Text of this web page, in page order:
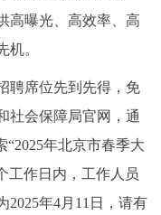
部门服务
投资项目
高曝光、高效率、高
机。
席位先到先得，免
社会保障局官网，通
年北京市春季大
工作日内，工作人员
2025年4月11日，请有